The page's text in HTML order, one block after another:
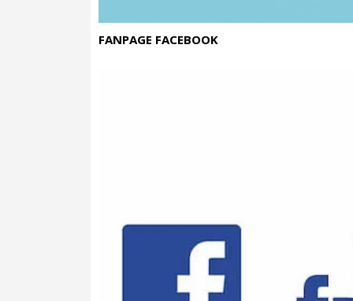
FANPAGE FACEBOOK